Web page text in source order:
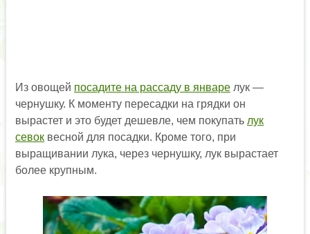
Из овощей посадите на рассаду в январелук —
чернушку. К моменту пересадки на грядки он
вырастет и это будет дешевле, чем покупать лук
севоквесной для посадки. Кроме того, при
выращивании лука, через чернушку, лук вырастает
более крупным.